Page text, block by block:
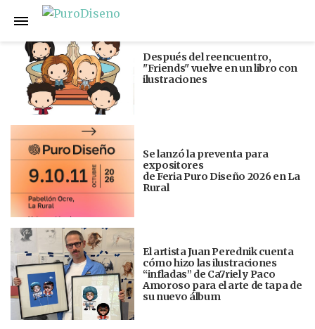
Anterior
Después del reencuentro,
"Friends" vuelve en un libro con
ilustraciones
Se lanzó la preventa para
expositores
de Feria Puro Diseño 2026 en La
Rural
El artista Juan Perednik cuenta
cómo hizo las ilustraciones
“infladas” de Ca7riel y Paco
Amoroso para el arte de tapa de
su nuevo álbum
Siguiente